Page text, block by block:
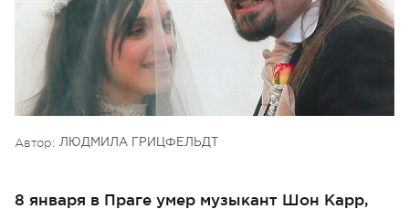
Автор: ЛЮДМИЛА ГРИЦФЕЛЬДТ
8 января в Праге умер музыкант Шон Карр,